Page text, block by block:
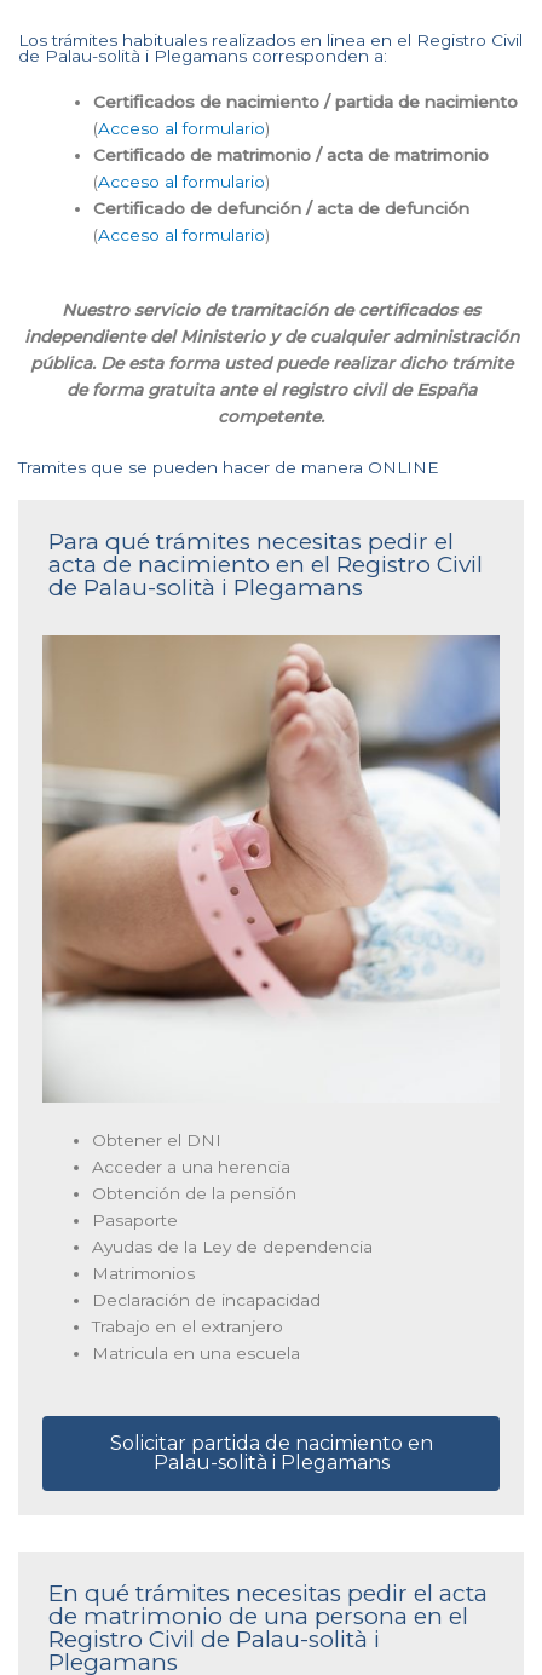
Los trámites habituales realizados en linea en el Registro Civil
de Palau-solità i Plegamans corresponden a:
Certificados de nacimiento / partida de nacimiento
(Acceso al formulario)
Certificado de matrimonio / acta de matrimonio
(Acceso al formulario)
Certificado de defunción / acta de defunción
(Acceso al formulario)
Nuestro servicio de tramitación de certificados es
independiente del Ministerio y de cualquier administración
pública. De esta forma usted puede realizar dicho trámite
de forma gratuita ante el registro civil de España
competente.
Tramites que se pueden hacer de manera ONLINE
Para qué trámites necesitas pedir el
acta de nacimiento en el Registro Civil
de Palau-solità i Plegamans
Obtener el DNI
Acceder a una herencia
Obtención de la pensión
Pasaporte
Ayudas de la Ley de dependencia
Matrimonios
Declaración de incapacidad
Trabajo en el extranjero
Matricula en una escuela
Solicitar partida de nacimiento en
Palau-solità i Plegamans
En qué trámites necesitas pedir el acta
de matrimonio de una persona en el
Registro Civil de Palau-solità i
Plegamans